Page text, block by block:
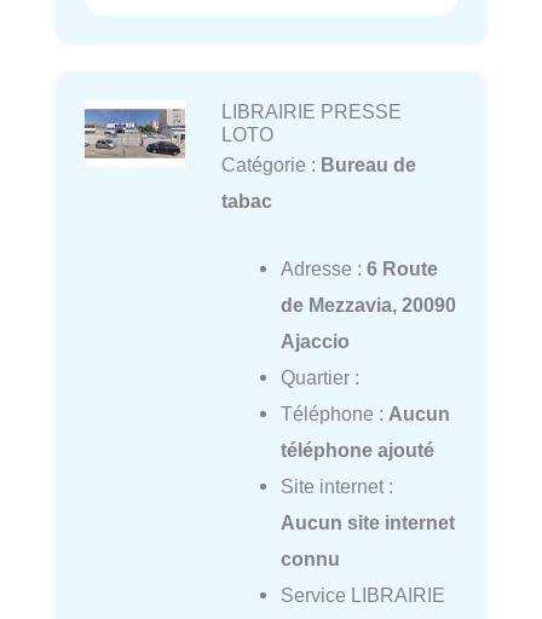
LIBRAIRIE PRESSE
LOTO
Catégorie : Bureau de
tabac
Adresse : 6 Route
de Mezzavia, 20090
Ajaccio
Quartier :
Téléphone : Aucun
téléphone ajouté
Site internet :
Aucun site internet
connu
Service LIBRAIRIE